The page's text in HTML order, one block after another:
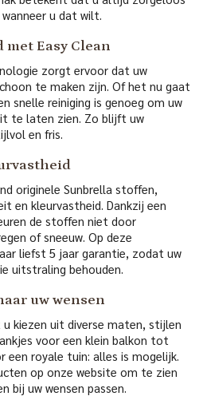
u dat wilt.
Easy Clean
zorgt ervoor dat uw
te maken zijn. Of het nu gaat
snelle reiniging is genoeg om uw
te laten zien. Zo blijft uw
en fris.
originele Sunbrella stoffen,
en kleurvastheid. Dankzij een
de stoffen niet door
of sneeuw. Op deze
liefst 5 jaar garantie, zodat uw
uitstraling behouden.
uw wensen
u kiezen uit diverse maten, stijlen
voor een klein balkon tot
een royale tuin: alles is mogelijk.
op onze website om te zien
bij uw wensen passen.